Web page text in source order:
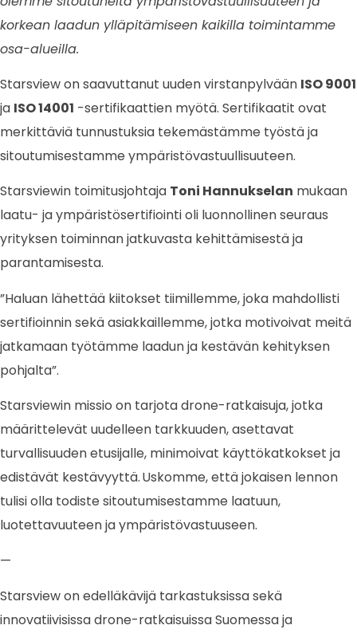
korkean laadun ylläpitämiseen kaikilla toimintamme
osa-alueilla.
Starsview on saavuttanut uuden virstanpylvään ISO 9001
ja ISO 14001 -sertifikaattien myötä. Sertifikaatit ovat
merkittäviä tunnustuksia tekemästämme työstä ja
sitoutumisestamme ympäristövastuullisuuteen.
Starsviewin toimitusjohtaja Toni Hannukselan mukaan
laatu- ja ympäristösertifiointi oli luonnollinen seuraus
yrityksen toiminnan jatkuvasta kehittämisestä ja
parantamisesta.
”Haluan lähettää kiitokset tiimillemme, joka mahdollisti
sertifioinnin sekä asiakkaillemme, jotka motivoivat meitä
jatkamaan työtämme laadun ja kestävän kehityksen
pohjalta”.
Starsviewin missio on tarjota drone-ratkaisuja, jotka
määrittelevät uudelleen tarkkuuden, asettavat
turvallisuuden etusijalle, minimoivat käyttökatkokset ja
edistävät kestävyyttä.Uskomme, että jokaisen lennon
tulisi olla todiste sitoutumisestamme laatuun,
luotettavuuteen ja ympäristövastuuseen.
—
Starsview on edelläkävijä tarkastuksissa sekä
innovatiivisissa drone-ratkaisuissa Suomessa ja